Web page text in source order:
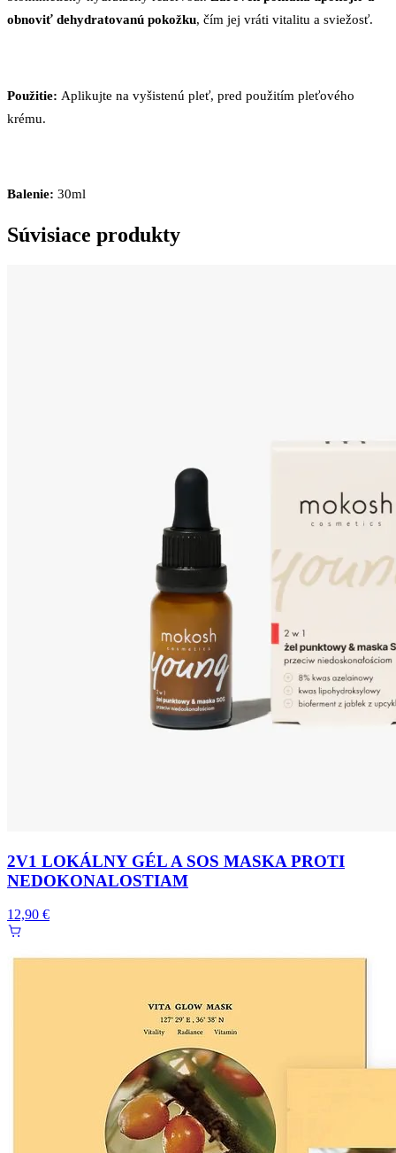
obnoviť dehydratovanú pokožku, čím jej vráti vitalitu a sviežosť.
Použitie: Aplikujte na vyšistenú pleť, pred použitím pleťového
krému.
Balenie: 30ml
Súvisiace produkty
2V1 LOKÁLNY GÉL A SOS MASKA PROTI
NEDOKONALOSTIAM
12,90 €